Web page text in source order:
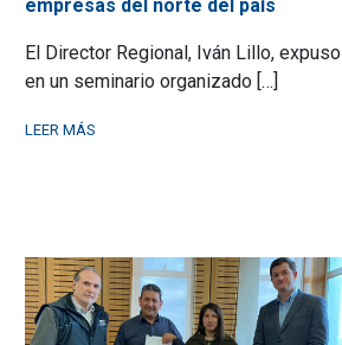
empresas del norte del país
El Director Regional, Iván Lillo, expuso
en un seminario organizado […]
LEER MÁS